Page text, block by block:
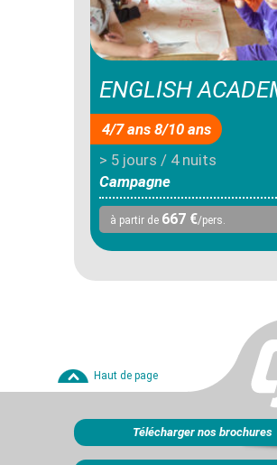
ENGLISH
4/7 ans 8/10 ans
> 5 jours / 4 nuits
Campagne
à partir de 667 €/pers.
Haut de page
Télécharger nos brochures